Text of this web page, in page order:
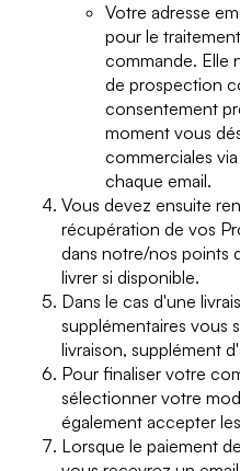
Votre adresse
pour le
commande. Elle
de prospection
consentement
moment vous
commerciales
chaque email.
Vous devez ensuite
récupération de vos
dans notre/nos points
livrer si disponible.
Dans le cas d'une
supplémentaires vous
livraison, supplément
Pour finaliser votre
sélectionner votre
également accepter
Lorsque le paiement